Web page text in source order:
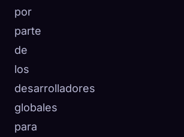
por
parte
de
los
desarrolladores
globales
para